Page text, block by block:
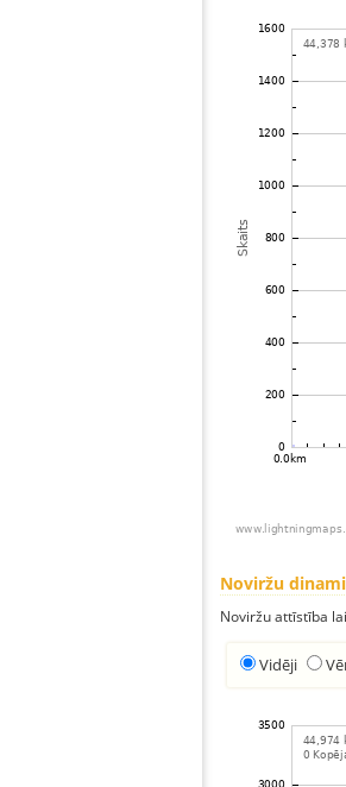
Noviržu
Noviržu attīstība
Vidēji